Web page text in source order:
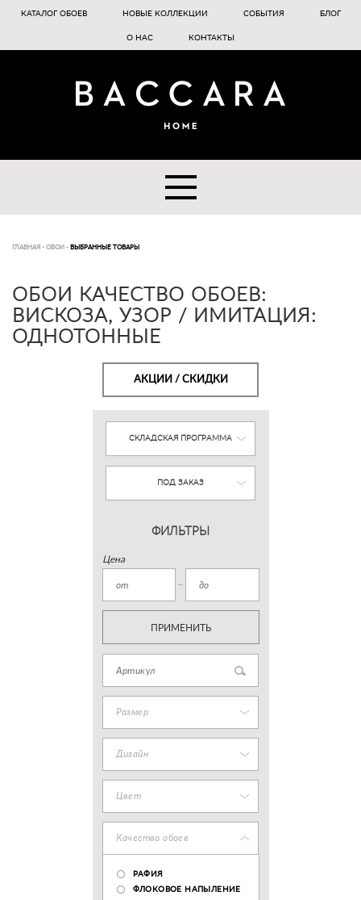
КАТАЛОГ ОБОЕВ НОВЫЕ КОЛЛЕКЦИИ СОБЫТИЯ БЛОГ
О НАС КОНТАКТЫ
ГЛАВНАЯ - ОБОИ - ВЫБРАННЫЕ ТОВАРЫ
ОБОИ КАЧЕСТВО ОБОЕВ:
ВИСКОЗА, УЗОР / ИМИТАЦИЯ:
ОДНОТОННЫЕ
АКЦИИ / СКИДКИ
СКЛАДСКАЯ ПРОГРАММА
ПОД ЗАКАЗ
ФИЛЬТРЫ
Цена
ПРИМЕНИТЬ
Размер
Дизайн
Цвет
Качество обоев
РАФИЯ
ФЛОКОВОЕ НАПЫЛЕНИЕ